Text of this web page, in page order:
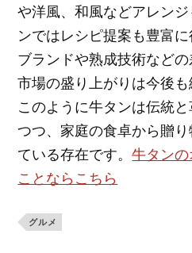
や洋風、和風などアレン
ンではレシピ提案も豊富
ブランドや熟成技術などの
市場の盛り上がりは今後も
このように牛タンは伝統
つつ、家庭の食卓から贈
ている存在です。牛タン
ことならこちら
グルメ